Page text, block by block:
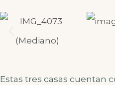
Estas tres casas cuentan